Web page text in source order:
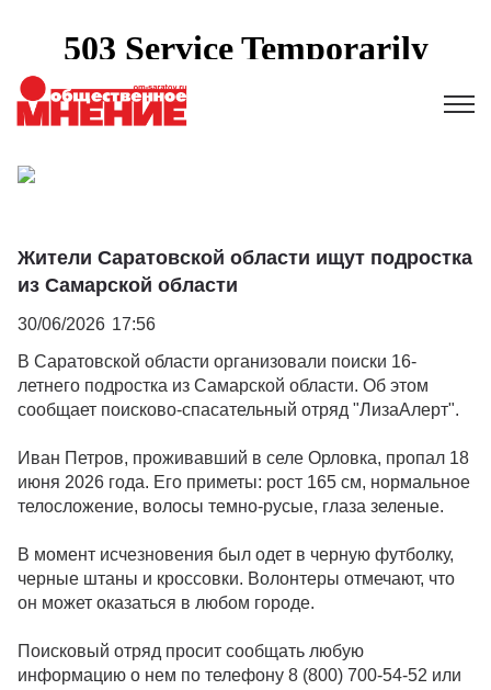
Жители Саратовской области ищут подростка
из Самарской области
30/06/2026 17:56
В Саратовской области организовали поиски 16-
летнего подростка из Самарской области. Об этом
сообщает поисково-спасательный отряд "ЛизаАлерт".
Иван Петров, проживавший в селе Орловка, пропал 18
июня 2026 года. Его приметы: рост 165 см, нормальное
телосложение, волосы темно-русые, глаза зеленые.
В момент исчезновения был одет в черную футболку,
черные штаны и кроссовки. Волонтеры отмечают, что
он может оказаться в любом городе.
Поисковый отряд просит сообщать любую
информацию о нем по телефону 8 (800) 700-54-52 или